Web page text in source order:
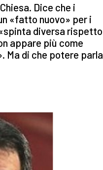
Dice che i
«fatto nuovo» per i
diversa rispetto
appare più come
Ma di che potere parla